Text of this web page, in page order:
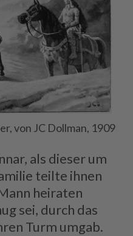
von JC Dollman, 1909
als dieser um
teilte ihnen
heiraten
sei, durch das
Turm umgab.